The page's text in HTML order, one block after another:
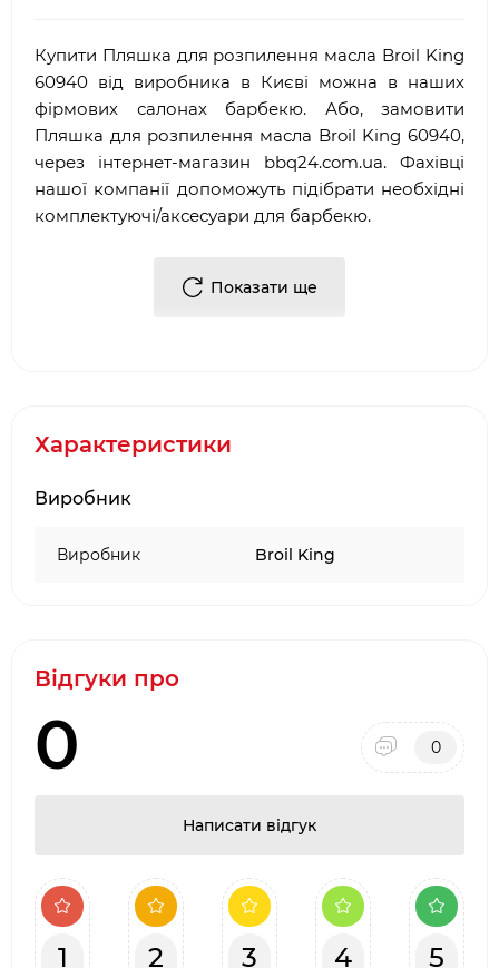
Купити Пляшка для розпилення масла Broil King
60940 від виробника в Києві можна в наших
фірмових салонах барбекю. Або, замовити
Пляшка для розпилення масла Broil King 60940,
через інтернет-магазин bbq24.com.ua. Фахівці
нашої компанії допоможуть підібрати необхідні
комплектуючі/аксесуари для барбекю.
Багаторічний досвід роботи у сфері
·
ТЦ Аракс, ТЦ 4Room
·
Наявність товару на складі виробника в
Показати ще
Характеристики
Виробник
Виробник Broil King
Відгуки про
0 0
Написати відгук
1 2 3 4 5